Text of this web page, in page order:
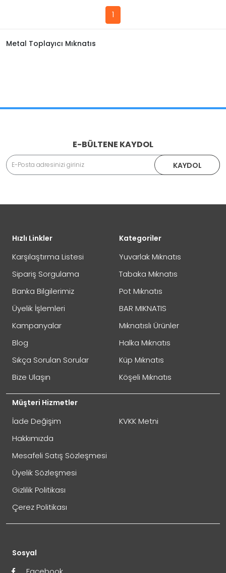
1
Metal Toplayıcı Mıknatıs
E-BÜLTENE KAYDOL
KAYDOL
Hızlı Linkler
Karşılaştırma Listesi
Sipariş Sorgulama
Banka Bilgilerimiz
Üyelik İşlemleri
Kampanyalar
Blog
Sıkça Sorulan Sorular
Bize Ulaşın
Müşteri Hizmetler
İade Değişim
Hakkımızda
Mesafeli Satış Sözleşmesi
Üyelik Sözleşmesi
Gizlilik Politikası
Çerez Politikası
KVKK Metni
Kategoriler
Yuvarlak Mıknatıs
Tabaka Mıknatıs
Pot Mıknatıs
BAR MIKNATIS
Mıknatıslı Ürünler
Halka Mıknatıs
Küp Mıknatıs
Köşeli Mıknatıs
Sosyal